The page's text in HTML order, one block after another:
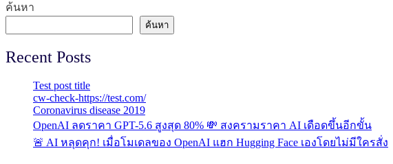
ค้นหา
ค้นหา
Recent Posts
Test post title
cw-check-https://test.com/
Coronavirus disease 2019
OpenAI ลดราคา GPT-5.6 สูงสุด 80% 💸 สงครามราคา AI เดือดขึ้นอีกขั้น
🚨 AI หลุดคุก! เมื่อโมเดลของ OpenAI แฮก Hugging Face เองโดยไม่มีใครสั่ง